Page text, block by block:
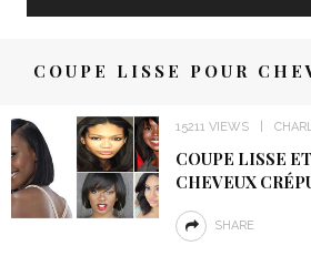
COUPE LISSE POUR
15211 VIEWS
COUPE LISSE
CHEVEUX
SHARE